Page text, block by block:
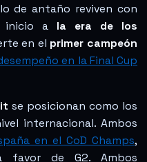
de antaño reviven con
inicio a la era de los
en el primer campeón
en la Final Cup
se posicionan como los
internacional. Ambos
en el CoD Champs,
favor de G2. Ambos